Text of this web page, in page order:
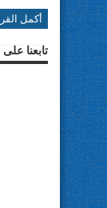
أكمل
تابعنا